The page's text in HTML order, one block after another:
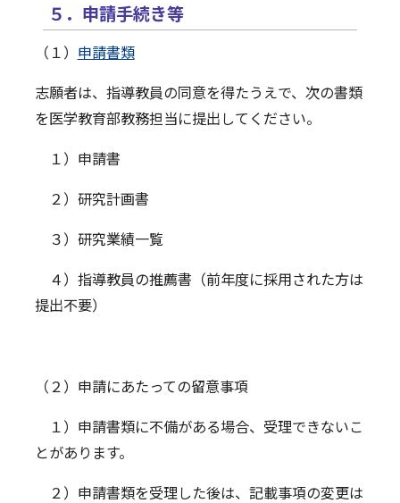
５．申請手続き等
（１） 申請書類
志願者は、指導教員の同意を得たうえで、次の書類
を医学教育部教務担当に提出してください。
１）申請書
２）研究計画書
３）研究業績一覧
４）指導教員の推薦書（前年度に採用された方は
提出不要）
（２）申請にあたっての留意事項
１）申請書類に不備がある場合、受理できないこ
とがあります。
２）申請書類を受理した後は、記載事項の変更は